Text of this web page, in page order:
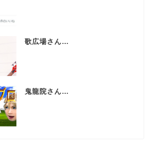
歌広場さん…
鬼龍院さん…